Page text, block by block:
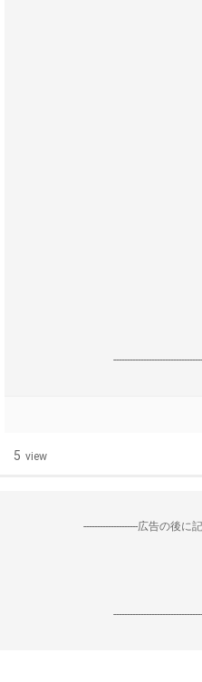
5 view
--------------------広告の後に